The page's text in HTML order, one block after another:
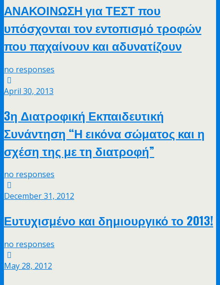
ΑΝΑΚΟΙΝΩΣΗ για ΤΕΣΤ που
υπόσχονται τον εντοπισμό τροφών
που παχαίνουν και αδυνατίζουν
no responses
April 30, 2013
3η Διατροφική Εκπαιδευτική
Συνάντηση “Η εικόνα σώματος και η
σχέση της με τη διατροφή”
no responses
December 31, 2012
Ευτυχισμένο και δημιουργικό το 2013!
no responses
May 28, 2012